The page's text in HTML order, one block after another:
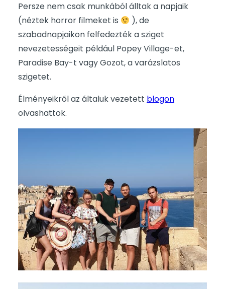
Persze nem csak munkából álltak a napjaik
(néztek horror filmeket is
), de
szabadnapjaikon felfedezték a sziget
nevezetességeit például Popey Village-et,
Paradise Bay-t vagy Gozot, a varázslatos
szigetet.
Élményeikről az általuk vezetett blogon
olvashattok.